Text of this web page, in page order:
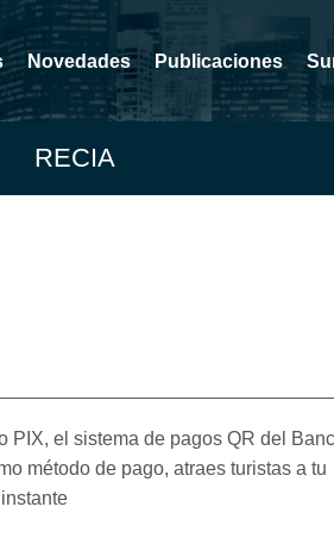
Novedades Publicaciones
RECIA
PIX, el sistema de pagos QR del
método de pago, atraes turistas a tu